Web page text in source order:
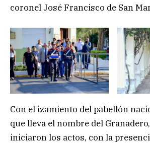
coronel José Francisco de San
Con el izamiento del pabellón
que lleva el nombre del
iniciaron los actos, con la